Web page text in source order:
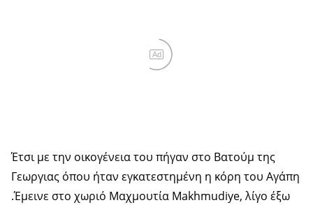
Ad
Έτσι με την οικογένεια του πήγαν στο Βατούμ της
Γεωργιας όπου ήταν εγκατεστημένη η κόρη του Αγάπη
.Έμεινε στο χωριό Μαχμουτία Makhmudiye, λίγο έξω